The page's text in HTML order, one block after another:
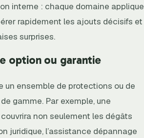
interne : chaque domaine applique
rapidement les ajouts décisifs et
surprises.
option ou garantie
un ensemble de protections ou de
gamme. Par exemple, une
non seulement les dégâts
juridique, l’assistance dépannage